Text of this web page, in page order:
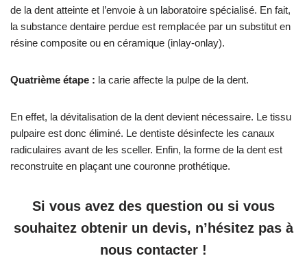
de la dent atteinte et l’envoie à un laboratoire spécialisé. En fait,
la substance dentaire perdue est remplacée par un substitut en
résine composite ou en céramique (inlay-onlay).
Quatrième étape : la carie affecte la pulpe de la dent.
En effet, la dévitalisation de la dent devient nécessaire. Le tissu
pulpaire est donc éliminé. Le dentiste désinfecte les canaux
radiculaires avant de les sceller. Enfin, la forme de la dent est
reconstruite en plaçant une couronne prothétique.
Si vous avez des question ou si vous
souhaitez obtenir un devis, n’hésitez pas à
nous contacter !